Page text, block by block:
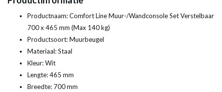
Productnaam: Comfort Line Muur-/Wandconsole Set Verstelbaar
700 x 465 mm (Max 140 kg)
Productsoort: Muurbeugel
Materiaal: Staal
Kleur: Wit
Lengte: 465 mm
Breedte: 700 mm